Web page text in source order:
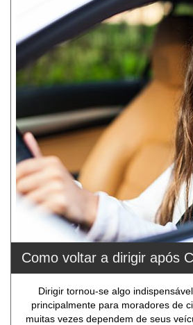
Como voltar a dirigir após
Dirigir tornou-se algo
principalmente para moradores de
muitas vezes dependem de seus